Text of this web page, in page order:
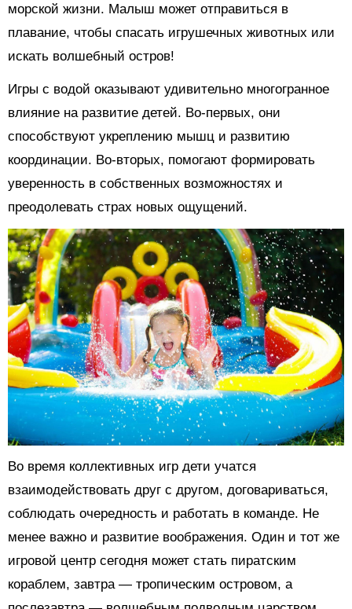
морской жизни. Малыш может отправиться в
плавание, чтобы спасать игрушечных животных или
искать волшебный остров!
Игры с водой оказывают удивительно многогранное
влияние на развитие детей. Во-первых, они
способствуют укреплению мышц и развитию
координации. Во-вторых, помогают формировать
уверенность в собственных возможностях и
преодолевать страх новых ощущений.
Во время коллективных игр дети учатся
взаимодействовать друг с другом, договариваться,
соблюдать очередность и работать в команде. Не
менее важно и развитие воображения. Один и тот же
игровой центр сегодня может стать пиратским
кораблем, завтра — тропическим островом, а